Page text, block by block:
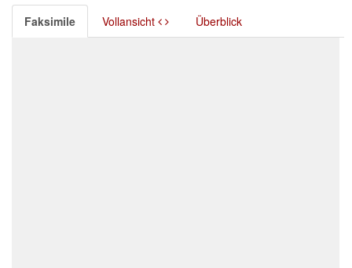
Faksimile Vollansicht Überblick